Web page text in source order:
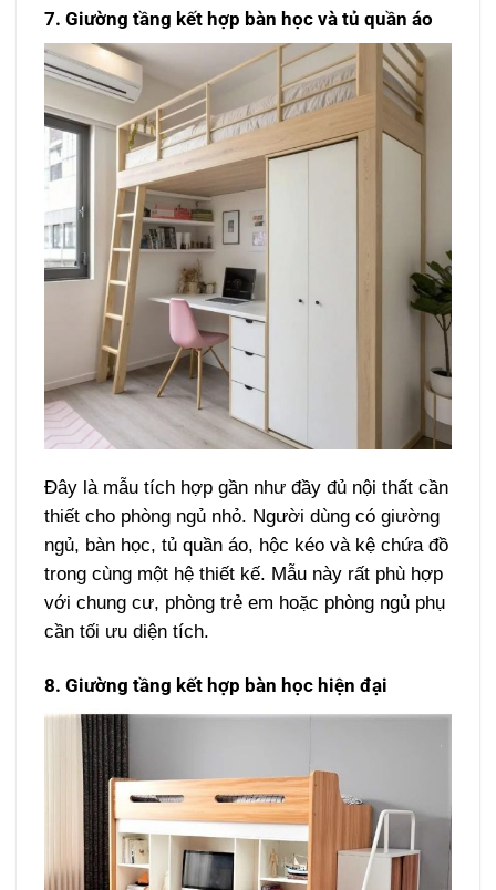
7. Giường tầng kết hợp bàn học và tủ quần áo
Đây là mẫu tích hợp gần như đầy đủ nội thất cần
thiết cho phòng ngủ nhỏ. Người dùng có giường
ngủ, bàn học, tủ quần áo, hộc kéo và kệ chứa đồ
trong cùng một hệ thiết kế. Mẫu này rất phù hợp
với chung cư, phòng trẻ em hoặc phòng ngủ phụ
cần tối ưu diện tích.
8. Giường tầng kết hợp bàn học hiện đại